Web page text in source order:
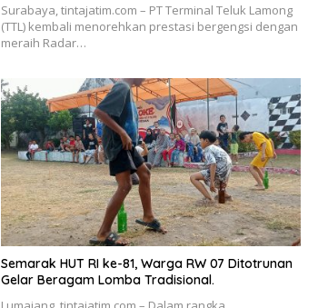
Surabaya, tintajatim.com – PT Terminal Teluk Lamong
(TTL) kembali menorehkan prestasi bergengsi dengan
meraih Radar…
Semarak HUT RI ke-81, Warga RW 07 Ditotrunan
Gelar Beragam Lomba Tradisional.